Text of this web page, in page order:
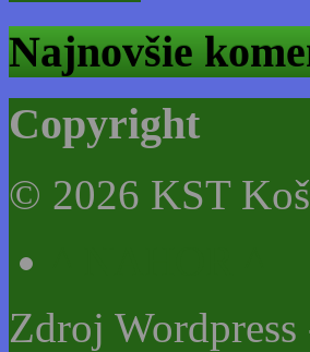
Najnovšie
Copyright
© 2026 KST
Zdroj